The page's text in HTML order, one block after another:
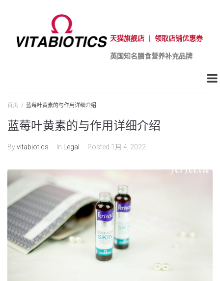
天猫旗舰店 领取店铺优惠券
英国知名膳食营养补充品牌
首页 / 蓝莓叶黄素的与作用详细介绍
蓝莓叶黄素的与作用详细介绍
Byvitabiotics In Legal Posted 1月 4, 2022